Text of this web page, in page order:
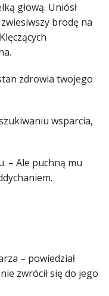
głową. Uniósł
brodę na
zdrowia twojego
wsparcia,
– Ale puchną mu
– powiedział
zwrócił się do jego